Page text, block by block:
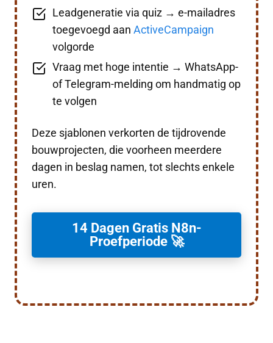
Leadgeneratie via quiz → e-mailadres
toegevoegd aan ActiveCampaign
volgorde
Vraag met hoge intentie → WhatsApp-
of Telegram-melding om handmatig op
te volgen
Deze sjablonen verkorten de tijdrovende
bouwprojecten, die voorheen meerdere
dagen in beslag namen, tot slechts enkele
uren.
14 Dagen Gratis N8n-
Proefperiode 🚀